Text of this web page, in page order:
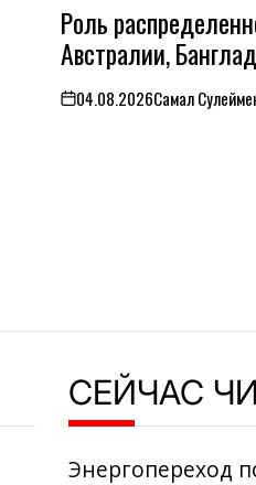
В
Роль
Австралии,
on04.08.2026Самал
СЕЙЧАС
Энергопереход